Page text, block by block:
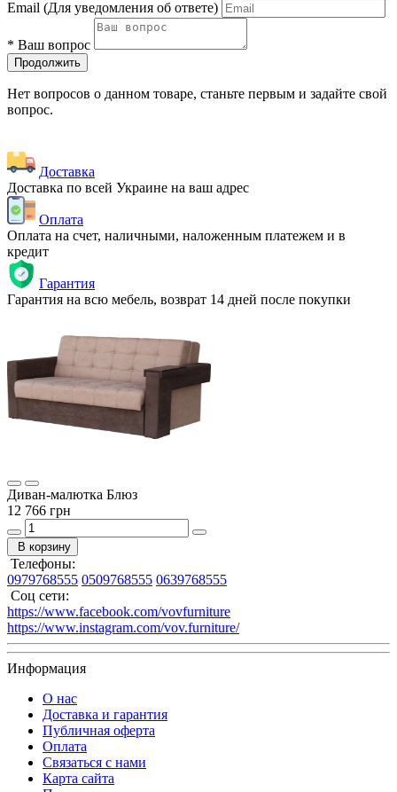
Email (Для уведомления об ответе)
* Ваш вопрос
Продолжить
Нет вопросов о данном товаре, станьте первым и задайте свой
вопрос.
Доставка
Доставка по всей Украине на ваш адрес
Оплата
Оплата на счет, наличными, наложенным платежем и в
кредит
Гарантия
Гарантия на всю мебель, возврат 14 дней после покупки
Диван-малютка Блюз
12 766 грн
В корзину
Телефоны:
0979768555 0509768555 0639768555
Соц сети:
https://www.facebook.com/vovfurniture
https://www.instagram.com/vov.furniture/
Информация
О нас
Доставка и гарантия
Публичная оферта
Оплата
Связаться с нами
Карта сайта